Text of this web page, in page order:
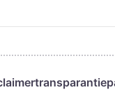
transparantie